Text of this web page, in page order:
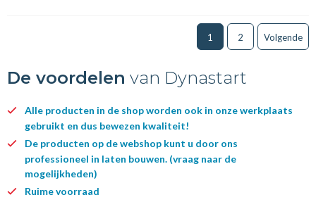
1 2 Volgende
De voordelen van Dynastart
Alle producten in de shop worden ook in onze werkplaats
gebruikt en dus bewezen kwaliteit!
De producten op de webshop kunt u door ons
professioneel in laten bouwen. (vraag naar de
mogelijkheden)
Ruime voorraad